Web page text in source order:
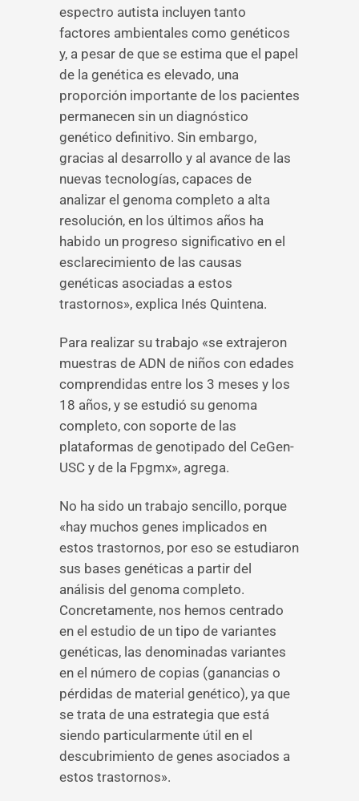
espectro autista incluyen tanto
factores ambientales como genéticos
y, a pesar de que se estima que el papel
de la genética es elevado, una
proporción importante de los pacientes
permanecen sin un diagnóstico
genético definitivo. Sin embargo,
gracias al desarrollo y al avance de las
nuevas tecnologías, capaces de
analizar el genoma completo a alta
resolución, en los últimos años ha
habido un progreso significativo en el
esclarecimiento de las causas
genéticas asociadas a estos
trastornos», explica Inés Quintena.
Para realizar su trabajo «se extrajeron
muestras de ADN de niños con edades
comprendidas entre los 3 meses y los
18 años, y se estudió su genoma
completo, con soporte de las
plataformas de genotipado del CeGen-
USC y de la Fpgmx», agrega.
No ha sido un trabajo sencillo, porque
«hay muchos genes implicados en
estos trastornos, por eso se estudiaron
sus bases genéticas a partir del
análisis del genoma completo.
Concretamente, nos hemos centrado
en el estudio de un tipo de variantes
genéticas, las denominadas variantes
en el número de copias (ganancias o
pérdidas de material genético), ya que
se trata de una estrategia que está
siendo particularmente útil en el
descubrimiento de genes asociados a
estos trastornos».